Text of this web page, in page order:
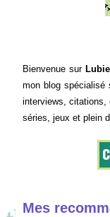
Bienvenue sur
mon blog
interviews, citations,
séries, jeux et plein
Mes